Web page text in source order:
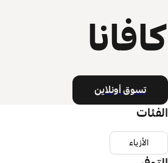
كافانا
تسوق أونلاين
الفئات
الأزياء